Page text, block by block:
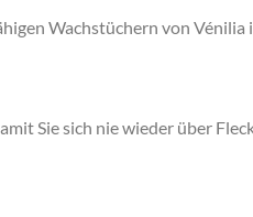
Wachstüchern von
Sie sich nie wieder über